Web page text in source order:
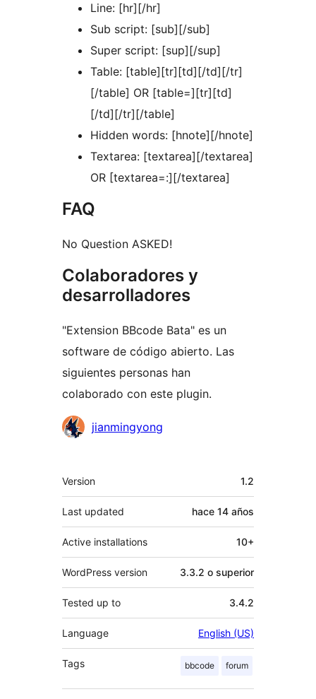
Line: [hr][/hr]
Sub script: [sub][/sub]
Super script: [sup][/sup]
Table: [table][tr][td][/td][/tr]
[/table] OR [table=][tr][td]
[/td][/tr][/table]
Hidden words: [hnote][/hnote]
Textarea: [textarea][/textarea]
OR [textarea=:][/textarea]
FAQ
No Question ASKED!
Colaboradores y
desarrolladores
"Extension BBcode Bata" es un
software de código abierto. Las
siguientes personas han
colaborado con este plugin.
Colaboradores
jianmingyong
Meta
Version 1.2
Last updated hace 14 años
Active installations 10+
WordPress version 3.3.2 o superior
Tested up to 3.4.2
Language English (US)
Tags bbcode forum